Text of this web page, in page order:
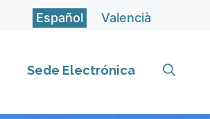
Español Valencià
Sede Electrónica